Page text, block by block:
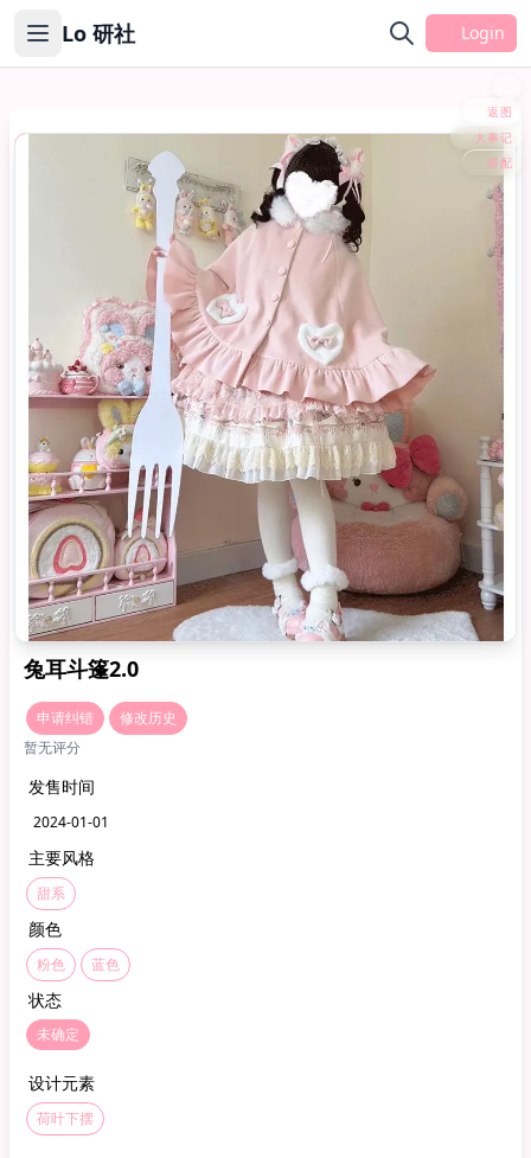
Lo 研社 Login
返图
大事记
搭配
兔耳斗篷2.0
申请纠错 修改历史
暂无评分
发售时间
2024-01-01
主要风格
甜系
颜色
粉色 蓝色
状态
未确定
设计元素
荷叶下摆